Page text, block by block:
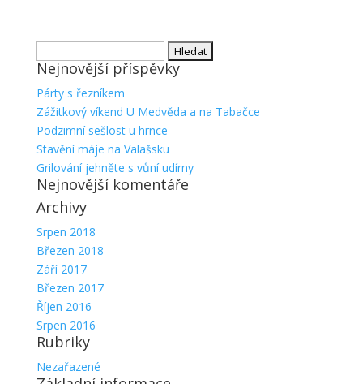
Nejnovější příspěvky
Párty s řezníkem
Zážitkový víkend U Medvěda a na Tabačce
Podzimní sešlost u hrnce
Stavění máje na Valašsku
Grilování jehněte s vůní udírny
Nejnovější komentáře
Archivy
Srpen 2018
Březen 2018
Září 2017
Březen 2017
Říjen 2016
Srpen 2016
Rubriky
Nezařazené